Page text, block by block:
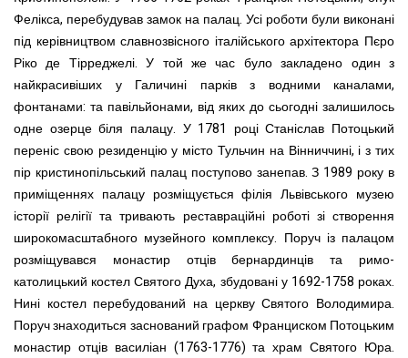
Фелікса, перебудував замок на палац. Усі роботи були виконані
під керівництвом славнозвісного італійського архітектора Пєро
Ріко де Тірреджелі. У той же час було закладено один з
найкрасивіших у Галичині парків з водними каналами,
фонтанами: та павільйонами, від яких до сьогодні залишилось
одне озерце біля палацу. У 1781 році Станіслав Потоцький
переніс свою резиденцію у місто Тульчин на Вінниччині, і з тих
пір кристинопільський палац поступово занепав. З 1989 року в
приміщеннях палацу розміщується філія Львівського музею
історії релігії та тривають реставраційні роботі зі створення
широкомасштабного музейного комплексу. Поруч із палацом
розміщувався монастир отців бернардинців та римо-
католицький костел Святого Духа, збудовані у 1692-1758 роках.
Нині костел перебудований на церкву Святого Володимира.
Поруч знаходиться заснований графом Франциском Потоцьким
монастир отців василіан (1763-1776) та храм Святого Юра.